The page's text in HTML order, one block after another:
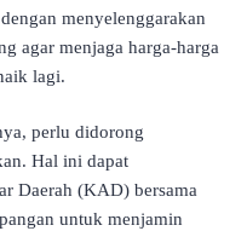
menyelenggarakan
agar menjaga harga-harga
lagi.
perlu didorong
Hal ini dapat
Daerah (KAD) bersama
untuk menjamin